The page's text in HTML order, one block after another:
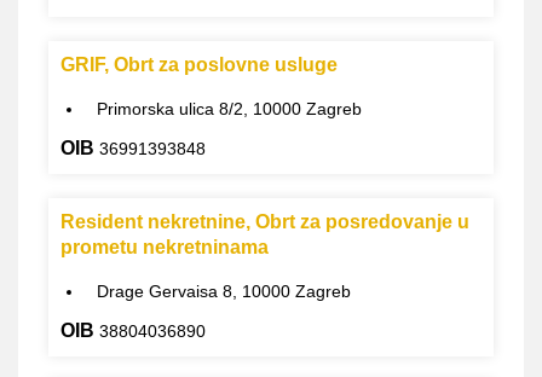
GRIF, Obrt za poslovne usluge
Primorska ulica 8/2, 10000 Zagreb
OIB 36991393848
Resident nekretnine, Obrt za posredovanje u
prometu nekretninama
Drage Gervaisa 8, 10000 Zagreb
OIB 38804036890